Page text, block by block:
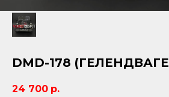
DMD-178
24 700 р.